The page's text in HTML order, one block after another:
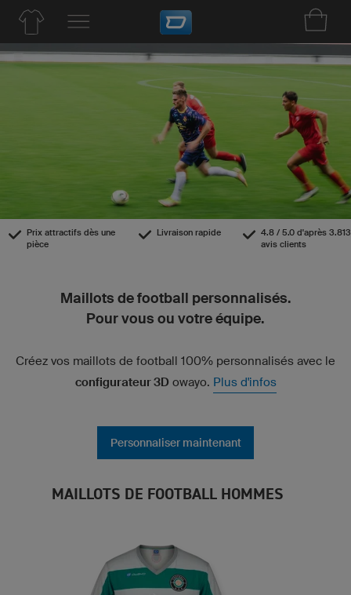
Prix attractifs dès une
pièce
Livraison rapide
4.8 / 5.0 d'après 3.813
avis clients
Maillots de football personnalisés.
Pour vous ou votre équipe.
Créez vos maillots de football 100% personnalisés avec le
configurateur 3D owayo. Plus d'infos
Personnaliser maintenant
MAILLOTS DE FOOTBALL HOMMES